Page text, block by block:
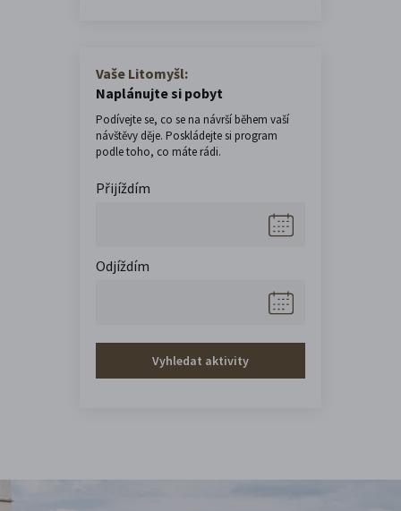
Vaše Litomyšl:
Naplánujte si pobyt
Podívejte se, co se na návrší během vaší
návštěvy děje. Poskládejte si program
podle toho, co máte rádi.
Přijíždím
Odjíždím
Vyhledat aktivity